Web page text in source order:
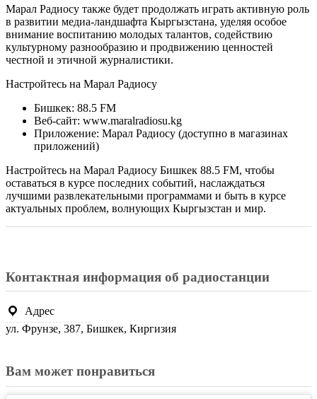
Марал Радиосу также будет продолжать играть активную роль
в развитии медиа-ландшафта Кыргызстана, уделяя особое
внимание воспитанию молодых талантов, содействию
культурному разнообразию и продвижению ценностей
честной и этичной журналистики.
Настройтесь на Марал Радиосу
Бишкек: 88.5 FM
Веб-сайт: www.maralradiosu.kg
Приложение: Марал Радиосу (доступно в магазинах
приложений)
Настройтесь на Марал Радиосу Бишкек 88.5 FM, чтобы
оставаться в курсе последних событий, наслаждаться
лучшими развлекательными программами и быть в курсе
актуальных проблем, волнующих Кыргызстан и мир.
Контактная информация об радиостанции
Адрес
ул. Фрунзе, 387, Бишкек, Киргизия
Вам может понравиться